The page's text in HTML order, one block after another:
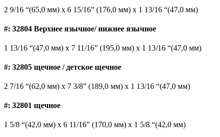
2 9/16 “(65,0 мм) x 6 15/16” (176,0 мм) x 1 13/16 “(47,0 мм)
#: 32804 Верхнее язычное/ нижнее язычное
1 13/16 “(47,0 мм) x 7 11/16” (195,0 мм) x 1 13/16 “(47,0 мм)
#: 32805 щечное / детское щечное
2 7/16 “(62,0 мм) x 7 3/8” (189,0 мм) x 1 13/16 “(47,0 мм)
#: 32801 щечное
1 5/8 “(42,0 мм) x 6 11/16” (170,0 мм) x 1 5/8 “(42,0 мм)